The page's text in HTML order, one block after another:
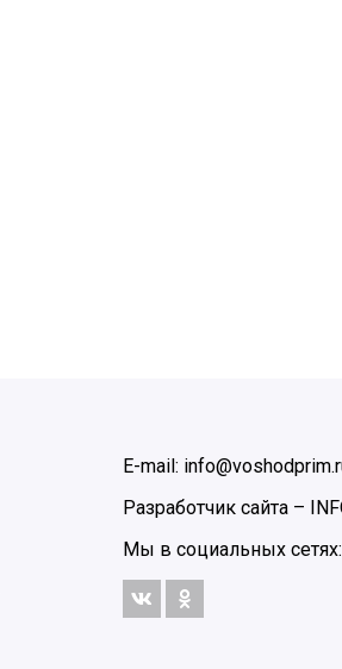
E-mail:
Разработчик сайта –
Мы в социальных сетях: